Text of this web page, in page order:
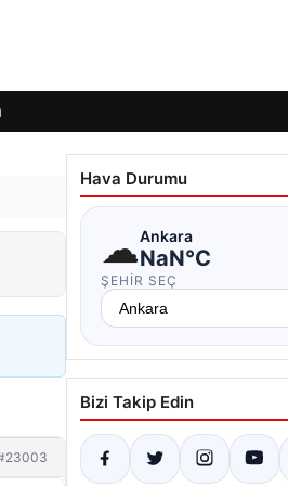
Hava Durumu
☁Ankara
NaN°C
ŞEHIR SEÇ
Bizi Takip Edin